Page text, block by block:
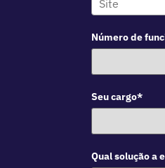
Número de
Seu cargo*
Qual solução a